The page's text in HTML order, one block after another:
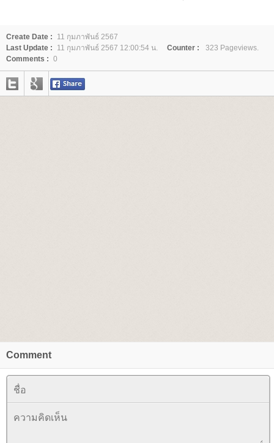
Create Date :
11 กุมภาพันธ์ 2567
Last Update :
11 กุมภาพันธ์ 2567 12:00:54 น. Counter :
323 Pageviews.
Comments : 0
Comment